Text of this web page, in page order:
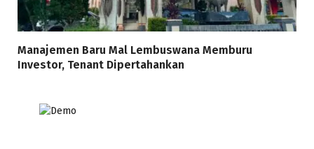
Manajemen Baru Mal Lembuswana Memburu
Investor, Tenant Dipertahankan